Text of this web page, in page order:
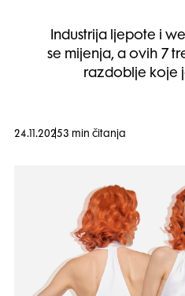
Industrija ljepote i
se mijenja, a ovih 7
razdoblje koje
24.11.20253 min čitanja